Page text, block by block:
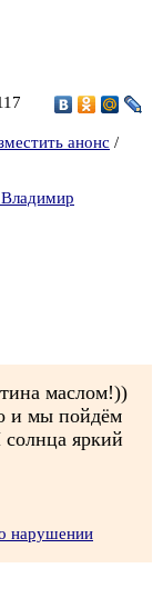
анонс /
Владимир
маслом!))
и мы пойдём
яркий
нарушении